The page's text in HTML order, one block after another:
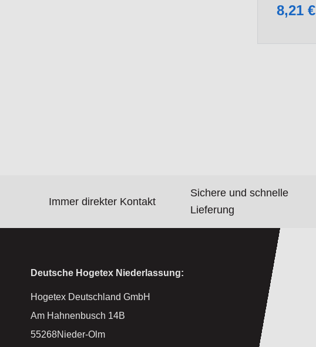
8,21 €
Immer direkter Kontakt
Sichere und schnelle
Lieferung
Deutsche Hogetex Niederlassung:
Hogetex Deutschland GmbH
Am Hahnenbusch 14B
55268Nieder-Olm